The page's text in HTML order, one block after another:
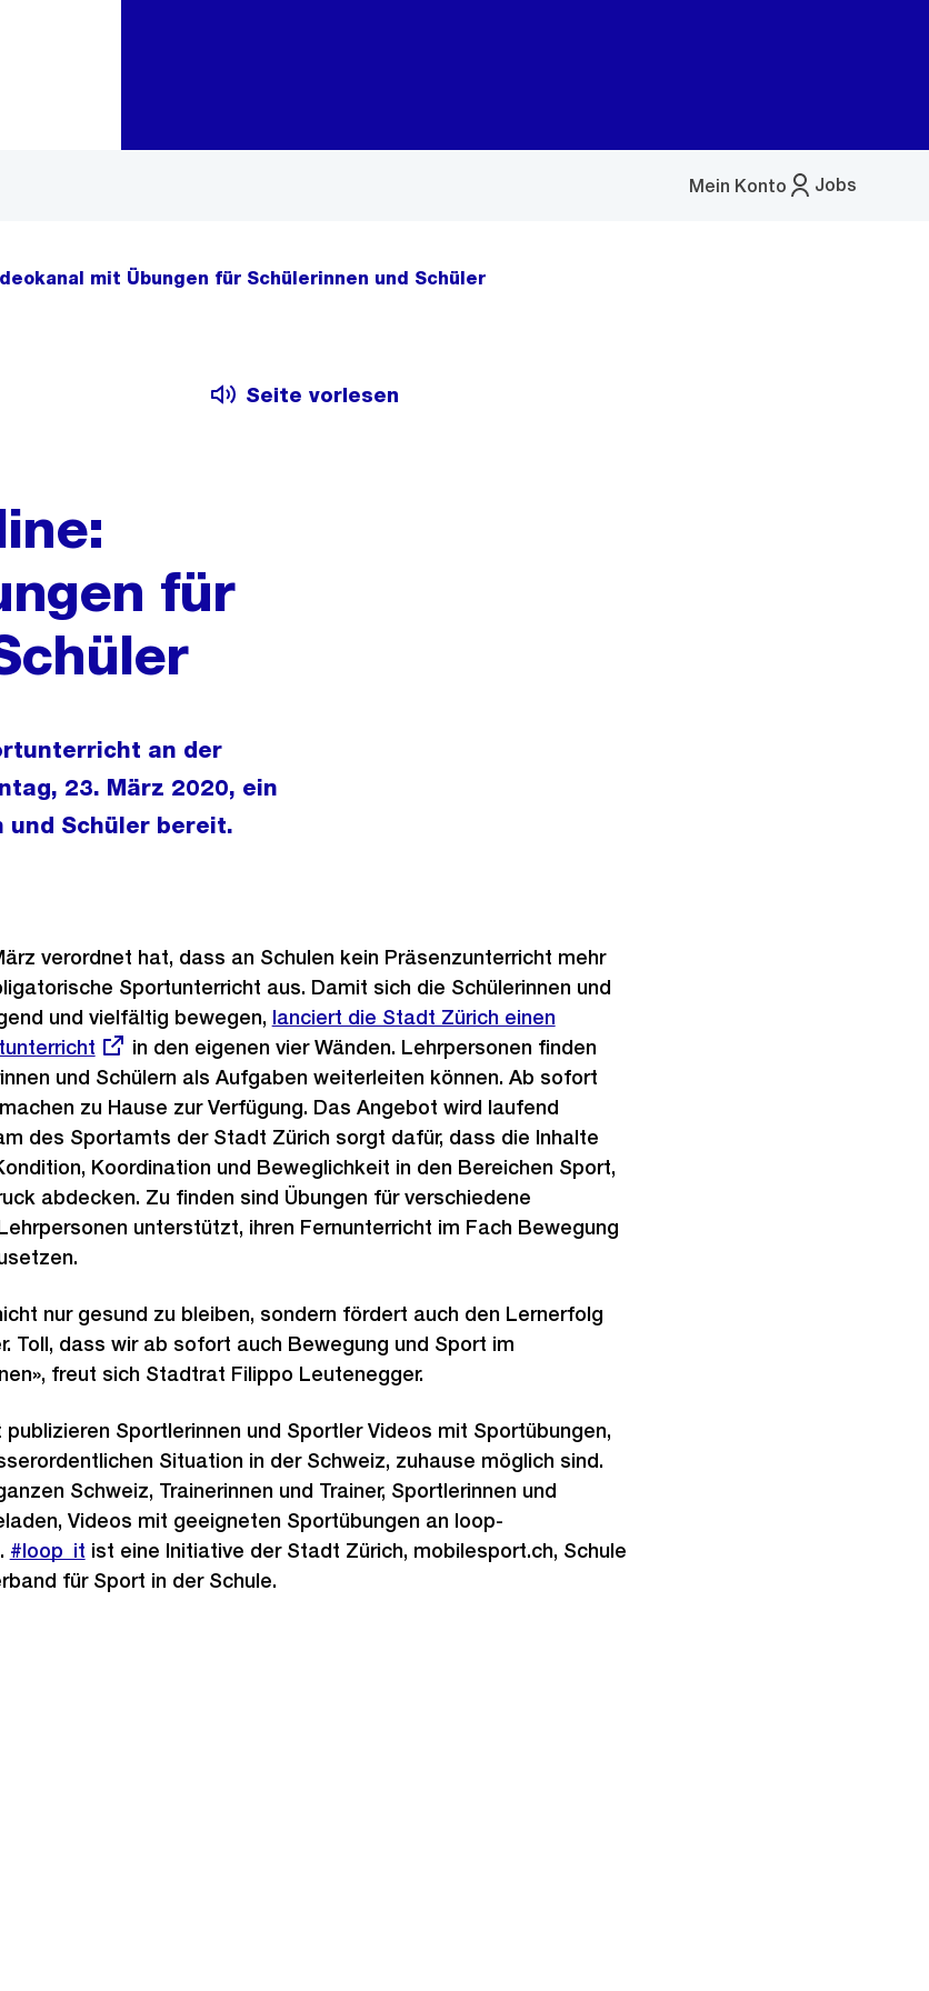
Jobs
Mein Konto
Menü
mit Übungen für Schülerinnen und Schüler
Seite vorlesen
für
an der
23. März 2020, ein
und Schüler bereit.
verordnet hat, dass an Schulen kein Präsenzunterricht mehr
Sportunterricht aus. Damit sich die Schülerinnen und
und vielfältig bewegen, Externer
Link:
lanciert die Stadt Zürich einen
in den eigenen vier Wänden. Lehrpersonen finden
und Schülern als Aufgaben weiterleiten können. Ab sofort
zu Hause zur Verfügung. Das Angebot wird laufend
des Sportamts der Stadt Zürich sorgt dafür, dass die Inhalte
Koordination und Beweglichkeit in den Bereichen Sport,
abdecken. Zu finden sind Übungen für verschiedene
unterstützt, ihren Fernunterricht im Fach Bewegung
nur gesund zu bleiben, sondern fördert auch den Lernerfolg
Toll, dass wir ab sofort auch Bewegung und Sport im
freut sich Stadtrat Filippo Leutenegger.
Sportlerinnen und Sportler Videos mit Sportübungen,
Situation in der Schweiz, zuhause möglich sind.
Schweiz, Trainerinnen und Trainer, Sportlerinnen und
Videos mit geeigneten Sportübungen an loop-
#loop_it ist eine Initiative der Stadt Zürich, mobilesport.ch, Schule
für Sport in der Schule.